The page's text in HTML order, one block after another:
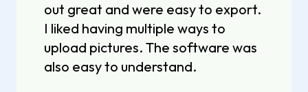
out great and were easy to export.
I liked having multiple ways to
upload pictures. The software was
also easy to understand.